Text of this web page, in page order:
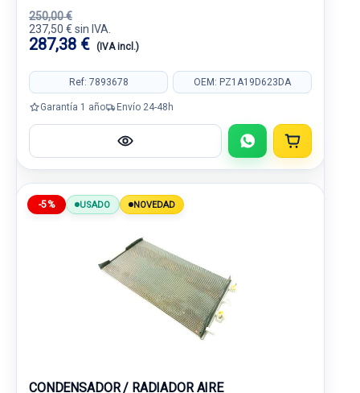
250,00 €
237,50 € sin IVA.
287,38 € (IVA incl.)
Ref: 7893678 OEM: PZ1A19D623DA
Garantía 1 año Envío 24-48h
-5% USADO NOVEDAD
CONDENSADOR / RADIADOR AIRE